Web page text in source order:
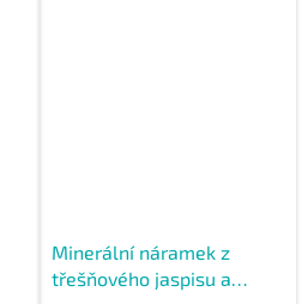
Minerální náramek z
třešňového jaspisu a